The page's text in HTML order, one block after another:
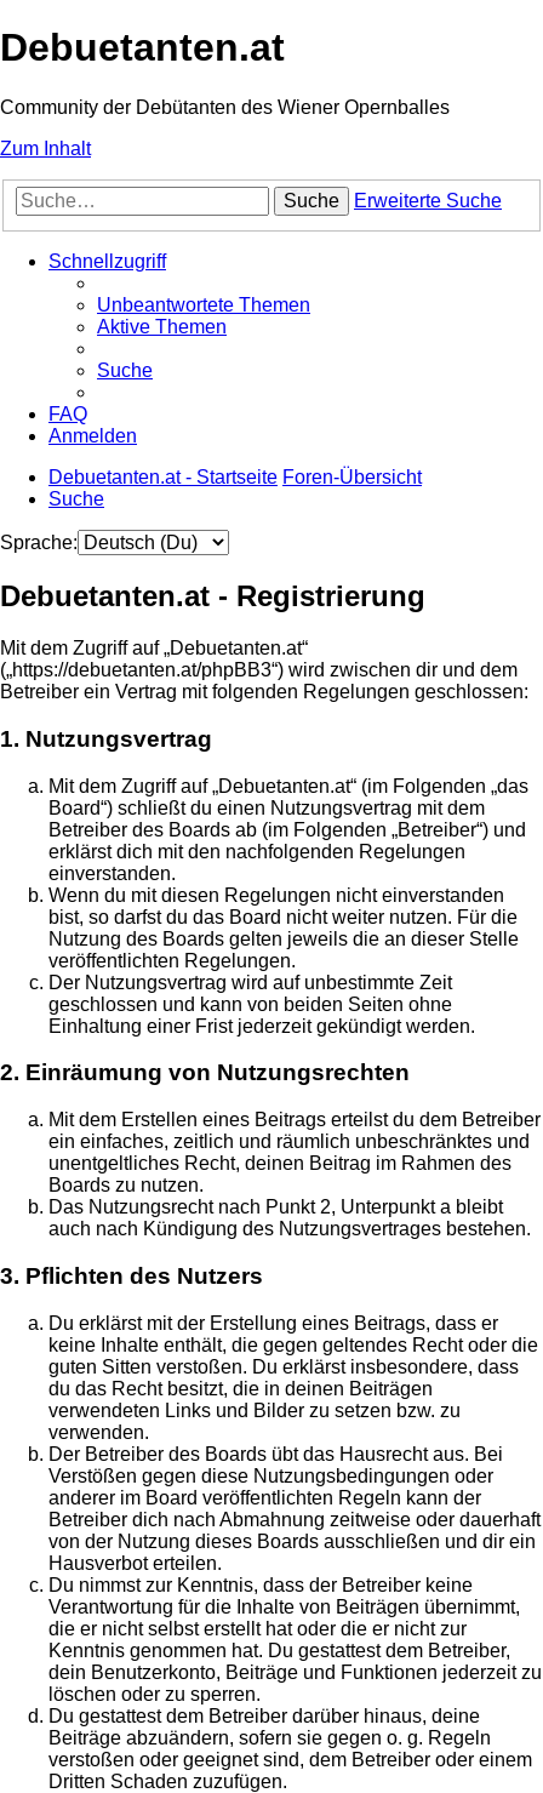
Debuetanten.at
Community der Debütanten des Wiener Opernballes
Zum Inhalt
Suche Erweiterte Suche
Schnellzugriff
Unbeantwortete Themen
Aktive Themen
Suche
FAQ
Anmelden
Debuetanten.at - Startseite Foren-Übersicht
Suche
Sprache:
Debuetanten.at - Registrierung
Mit dem Zugriff auf „Debuetanten.at“
(„https://debuetanten.at/phpBB3“) wird zwischen dir und dem
Betreiber ein Vertrag mit folgenden Regelungen geschlossen:
1. Nutzungsvertrag
Mit dem Zugriff auf „Debuetanten.at“ (im Folgenden „das
Board“) schließt du einen Nutzungsvertrag mit dem
Betreiber des Boards ab (im Folgenden „Betreiber“) und
erklärst dich mit den nachfolgenden Regelungen
einverstanden.
Wenn du mit diesen Regelungen nicht einverstanden
bist, so darfst du das Board nicht weiter nutzen. Für die
Nutzung des Boards gelten jeweils die an dieser Stelle
veröffentlichten Regelungen.
Der Nutzungsvertrag wird auf unbestimmte Zeit
geschlossen und kann von beiden Seiten ohne
Einhaltung einer Frist jederzeit gekündigt werden.
2. Einräumung von Nutzungsrechten
Mit dem Erstellen eines Beitrags erteilst du dem Betreiber
ein einfaches, zeitlich und räumlich unbeschränktes und
unentgeltliches Recht, deinen Beitrag im Rahmen des
Boards zu nutzen.
Das Nutzungsrecht nach Punkt 2, Unterpunkt a bleibt
auch nach Kündigung des Nutzungsvertrages bestehen.
3. Pflichten des Nutzers
Du erklärst mit der Erstellung eines Beitrags, dass er
keine Inhalte enthält, die gegen geltendes Recht oder die
guten Sitten verstoßen. Du erklärst insbesondere, dass
du das Recht besitzt, die in deinen Beiträgen
verwendeten Links und Bilder zu setzen bzw. zu
verwenden.
Der Betreiber des Boards übt das Hausrecht aus. Bei
Verstößen gegen diese Nutzungsbedingungen oder
anderer im Board veröffentlichten Regeln kann der
Betreiber dich nach Abmahnung zeitweise oder dauerhaft
von der Nutzung dieses Boards ausschließen und dir ein
Hausverbot erteilen.
Du nimmst zur Kenntnis, dass der Betreiber keine
Verantwortung für die Inhalte von Beiträgen übernimmt,
die er nicht selbst erstellt hat oder die er nicht zur
Kenntnis genommen hat. Du gestattest dem Betreiber,
dein Benutzerkonto, Beiträge und Funktionen jederzeit zu
löschen oder zu sperren.
Du gestattest dem Betreiber darüber hinaus, deine
Beiträge abzuändern, sofern sie gegen o. g. Regeln
verstoßen oder geeignet sind, dem Betreiber oder einem
Dritten Schaden zuzufügen.